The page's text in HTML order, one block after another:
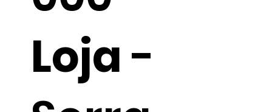
Loja-